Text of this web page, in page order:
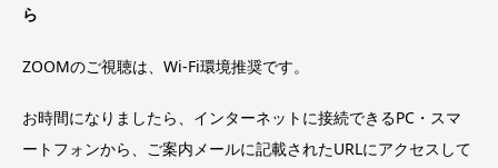
ら
ZOOMのご視聴は、Wi-Fi環境推奨です。
お時間になりましたら、インターネットに接続できるPC・スマ
ートフォンから、ご案内メールに記載されたURLにアクセスして